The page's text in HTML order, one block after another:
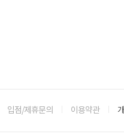
입점/제휴문의 이용약관